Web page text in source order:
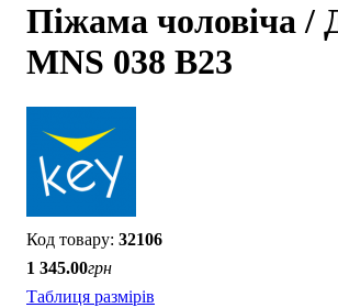
Піжама чоловіча /
MNS 038 B23
32106
1 345.00грн
Таблиця размірів